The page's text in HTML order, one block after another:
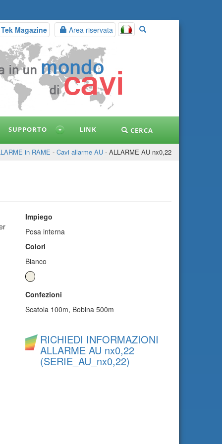
Magazine Area riservata
SUPPORTO LINK CERCA
in RAME - Cavi allarme AU - ALLARME AU nx0,22
Impiego
Posa interna
Colori
Bianco
Confezioni
Scatola 100m, Bobina 500m
RICHIEDI INFORMAZIONI
ALLARME AU nx0,22
(SERIE_AU_nx0,22)